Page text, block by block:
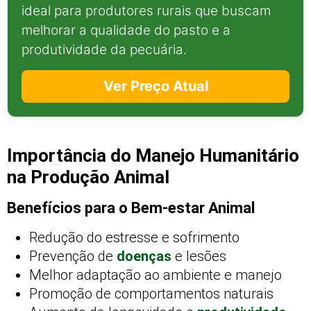
ideal para produtores rurais que buscam
melhorar a qualidade do pasto e a
produtividade da pecuária.
Ver Preço Atual
Importância do Manejo Humanitário
na Produção Animal
Benefícios para o Bem-estar Animal
Redução do estresse e sofrimento
Prevenção de doenças e lesões
Melhor adaptação ao ambiente e manejo
Promoção de comportamentos naturais